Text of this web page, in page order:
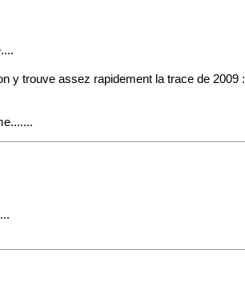
y trouve assez rapidement la trace de 2009 :